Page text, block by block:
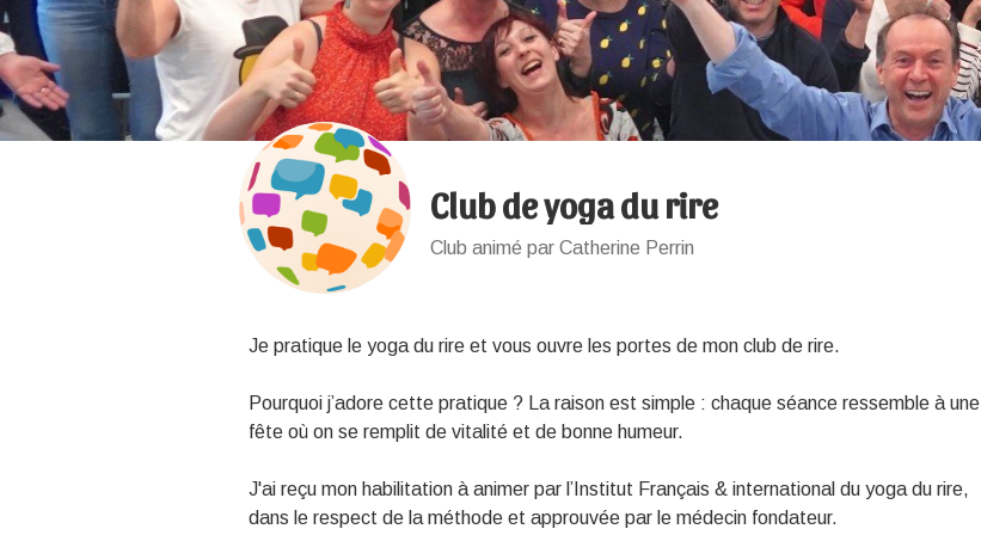
Club de yoga du rire
Club animé par Catherine Perrin
Je pratique le yoga du rire et vous ouvre les portes de mon club de rire.
Pourquoi j’adore cette pratique ? La raison est simple : chaque séance ressemble à une
fête où on se remplit de vitalité et de bonne humeur.
J'ai reçu mon habilitation à animer par l’Institut Français & international du yoga du rire,
dans le respect de la méthode et approuvée par le médecin fondateur.